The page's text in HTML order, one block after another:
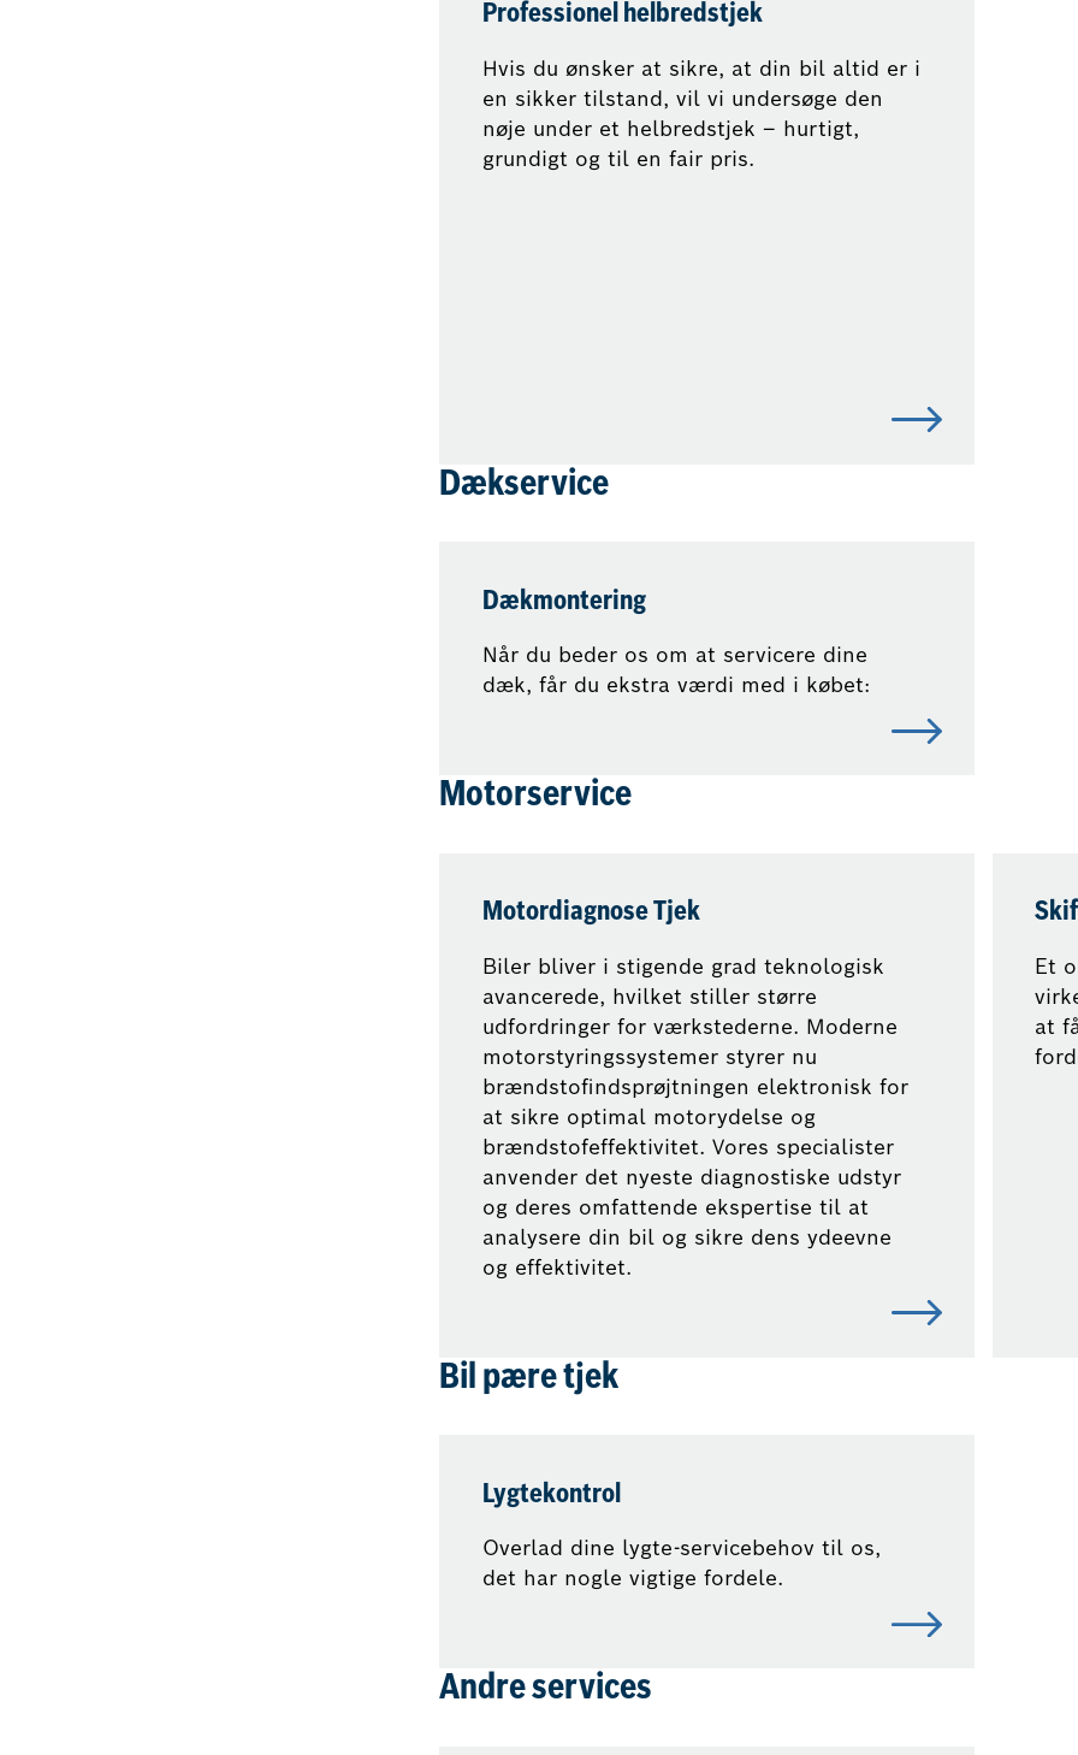
Professionel helbredstjek
Hvis du ønsker at sikre, at din bil altid er i
en sikker tilstand, vil vi undersøge den
nøje under et helbredstjek – hurtigt,
grundigt og til en fair pris.
Dækservice
Dækmontering
Når du beder os om at servicere dine
dæk, får du ekstra værdi med i købet:
Motorservice
Motordiagnose Tjek
Biler bliver i stigende grad teknologisk
avancerede, hvilket stiller større
udfordringer for værkstederne. Moderne
motorstyringssystemer styrer nu
brændstofindsprøjtningen elektronisk for
at sikre optimal motorydelse og
brændstofeffektivitet. Vores specialister
anvender det nyeste diagnostiske udstyr
og deres omfattende ekspertise til at
analysere din bil og sikre dens ydeevne
og effektivitet.
Et
at
Bil pære tjek
Lygtekontrol
Overlad dine lygte-servicebehov til os,
det har nogle vigtige fordele.
Andre services